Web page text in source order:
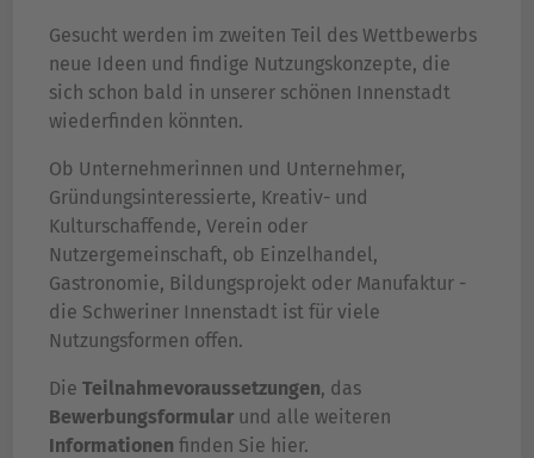
Gesucht werden im zweiten Teil des Wettbewerbs
neue Ideen und findige Nutzungskonzepte, die
sich schon bald in unserer schönen Innenstadt
wiederfinden könnten.
Ob Unternehmerinnen und Unternehmer,
Gründungsinteressierte, Kreativ- und
Kulturschaffende, Verein oder
Nutzergemeinschaft, ob Einzelhandel,
Gastronomie, Bildungsprojekt oder Manufaktur -
die Schweriner Innenstadt ist für viele
Nutzungsformen offen.
Die Teilnahmevoraussetzungen, das
Bewerbungsformular und alle weiteren
Informationen finden Sie hier.